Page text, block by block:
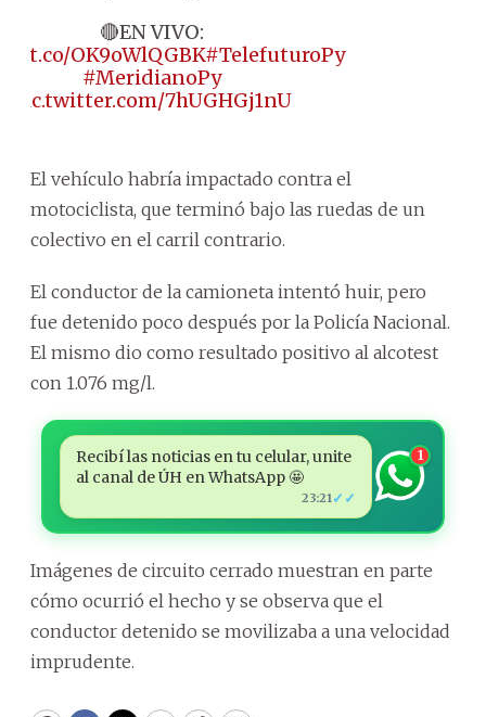
🔴EN VIVO:
t.co/OK9oWlQGBK#TelefuturoPy
#MeridianoPy
pic.twitter.com/7hUGHGj1nU
El vehículo habría impactado contra el
motociclista, que terminó bajo las ruedas de un
colectivo en el carril contrario.
El conductor de la camioneta intentó huir, pero
fue detenido poco después por la Policía Nacional.
El mismo dio como resultado positivo al alcotest
con 1.076 mg/l.
Recibí las noticias en tu celular, unite
al canal de ÚH en WhatsApp 🤩
23:21 ✓✓
1
Imágenes de circuito cerrado muestran en parte
cómo ocurrió el hecho y se observa que el
conductor detenido se movilizaba a una velocidad
imprudente.